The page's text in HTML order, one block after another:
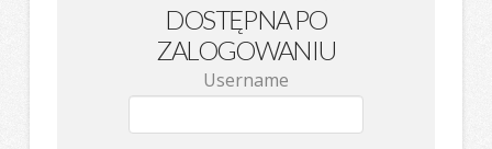
DOSTĘPNA PO
ZALOGOWANIU
Username